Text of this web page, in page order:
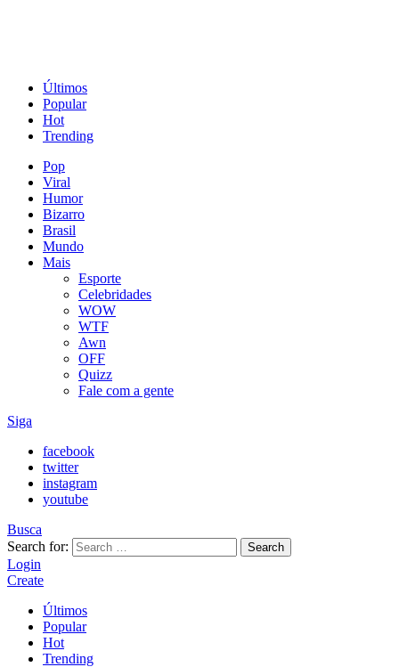
Últimos
Popular
Hot
Trending
Pop
Viral
Humor
Bizarro
Brasil
Mundo
Mais
Esporte
Celebridades
WOW
WTF
Awn
OFF
Quizz
Fale com a gente
Siga
facebook
twitter
instagram
youtube
Busca
Search for:
Search
Login
Create
Últimos
Popular
Hot
Trending